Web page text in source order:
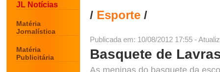
JL Notícias
Matéria
Jornalística
Matéria
Publicitária
/ Esporte /
Publicada em: 10/08/2012 17:55 -
Basquete de
As meninas do basquete da